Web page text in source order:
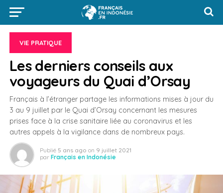
VIE PRATIQUE
Les derniers conseils aux
voyageurs du Quai d’Orsay
Français à l’étranger partage les informations mises à jour du
3 au 9 juillet par le Quai d’Orsay concernant les mesures
prises face à la crise sanitaire liée au coronavirus et les
autres appels à la vigilance dans de nombreux pays.
Publié 5 ans ago on 9 juillet 2021
par Français en Indonésie